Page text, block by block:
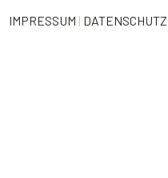
IMPRESSUM | DATENSCHUTZ